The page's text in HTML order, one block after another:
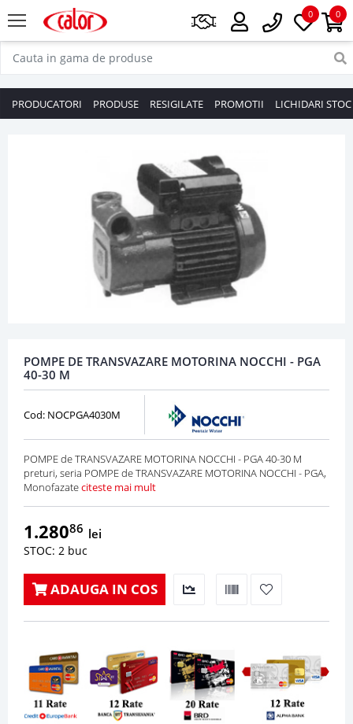
0
0
PRODUCATORI PRODUSE RESIGILATE PROMOTII LICHIDARI STOC
POMPE DE TRANSVAZARE MOTORINA NOCCHI - PGA
40-30 M
Cod: NOCPGA4030M
POMPE de TRANSVAZARE MOTORINA NOCCHI - PGA 40-30 M
preturi, seria POMPE de TRANSVAZARE MOTORINA NOCCHI - PGA,
Monofazateciteste mai mult
1.28086 lei
STOC: 2 buc
ADAUGA IN COS